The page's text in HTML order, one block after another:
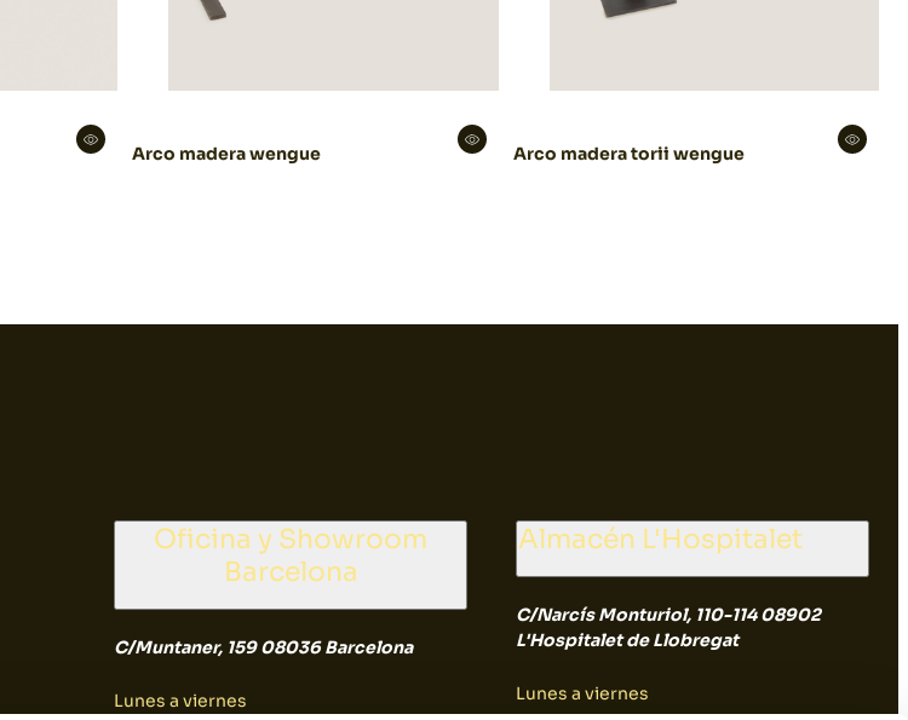
Arco madera wengue Arco madera torii wengue
Oficina y Showroom
Barcelona
C/Muntaner, 159 08036 Barcelona
Lunes a viernes
Almacén L'Hospitalet
C/Narcís Monturiol, 110-114 08902
L'Hospitalet de Llobregat
Lunes a viernes